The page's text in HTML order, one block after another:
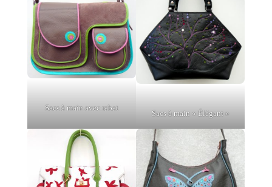
Sacs à main avec rabat
Sacs à main « Élégant »